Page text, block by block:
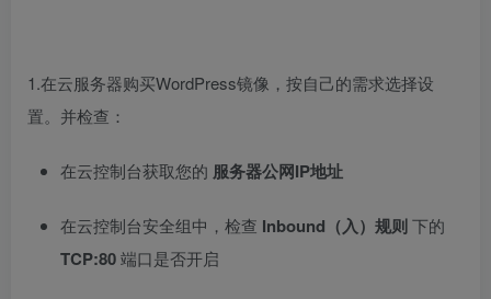
1.在云服务器购买WordPress镜像，按自己的需求选择设
置。并检查：
在云控制台获取您的 服务器公网IP地址
在云控制台安全组中，检查 Inbound（入）规则下的
TCP:80端口是否开启